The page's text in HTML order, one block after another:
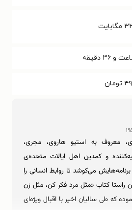
مگابایت
تومان
معروف به استیو هاروی، مجری،
و کمدین اهل ایالات متحده‌ی
می‌کوشد تا روابط انسانی را
راستا کتاب «مثل مرد فکر کن، مثل زن
که طی سالیان اخیر با اقبال ویژه‌ای